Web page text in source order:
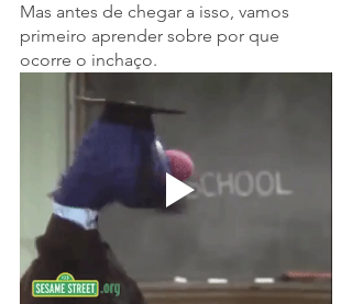
Mas antes de chegar a isso, vamos
primeiro aprender sobre por que
ocorre o inchaço.